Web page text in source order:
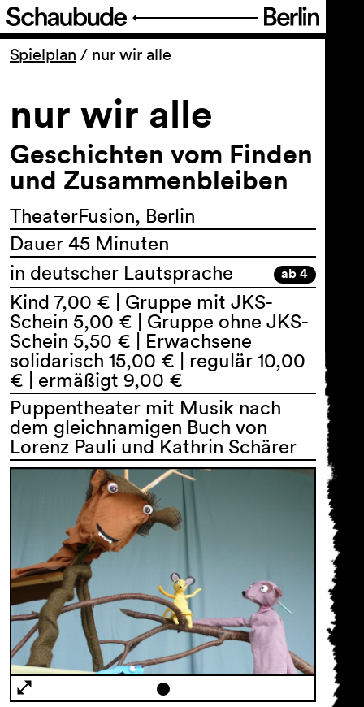
Programm
Ticket
Barrierefreiheit
Über uns
Spielplan / nur wir alle
nur wir alle
Geschichten vom Finden
und Zusammenbleiben
TheaterFusion, Berlin
Dauer 45 Minuten
in deutscher Lautsprache
ab 4
Kind 7,00 € | Gruppe mit JKS-
Schein 5,00 € | Gruppe ohne JKS-
Schein 5,50 € | Erwachsene
solidarisch 15,00 € | regulär 10,00
€ | ermäßigt 9,00 €
Puppentheater mit Musik nach
dem gleichnamigen Buch von
Lorenz Pauli und Kathrin Schärer